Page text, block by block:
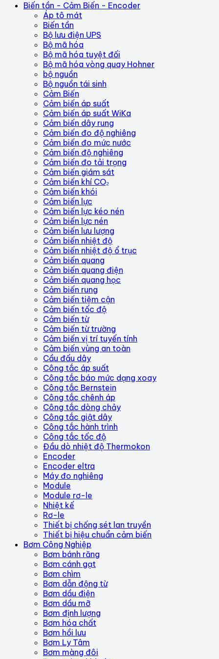
Biến tần - Cảm Biến - Encoder
Áp tô mát
Biến tần
Bộ lưu điện UPS
Bộ mã hóa
Bộ mã hóa tuyệt đối
Bộ mã hóa vòng quay Hohner
bộ nguồn
Bộ nguồn tái sinh
Cảm Biến
Cảm biến áp suất
Cảm biến áp suất WiKa
Cảm biến dây rung
Cảm biến đo độ nghiêng
Cảm biến đo mức nước
Cảm biến độ nghiêng
Cảm biến đo tải trọng
Cảm biến giám sát
Cảm biến khí CO₂
Cảm biến khói
Cảm biến lực
Cảm biến lực kéo nén
Cảm biến lực nén
Cảm biến lưu lượng
Cảm biến nhiệt độ
Cảm biến nhiệt độ ổ trục
Cảm biến quang
Cảm biến quang điện
Cảm biến quang học
Cảm biến rung
Cảm biến tiệm cận
Cảm biến tốc độ
Cảm biến từ
Cảm biến từ trường
Cảm biến vị trí tuyến tính
Cảm biến vùng an toàn
Cầu đấu dây
Công tắc áp suất
Công tắc báo mức dạng xoay
Công tắc Bernstein
Công tắc chênh áp
Công tắc dòng chảy
Công tắc giật dây
Công tắc hành trình
Công tắc tốc độ
Đầu dò nhiệt độ Thermokon
Encoder
Encoder eltra
Máy đo nghiêng
Module
Module rơ-le
Nhiệt kế
Rơ-le
Thiết bị chống sét lan truyền
Thiết bị hiệu chuẩn cảm biến
Bơm Công Nghiệp
Bơm bánh răng
Bơm cánh gạt
Bơm chìm
Bơm dẫn động từ
Bơm dầu điện
Bơm dầu mỡ
Bơm định lượng
Bơm hóa chất
Bơm hồi lưu
Bơm Ly Tâm
Bơm màng đôi